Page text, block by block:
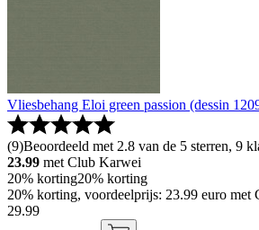
Vliesbehang Eloi green passion (dessin
(9)Beoordeeld met 2.8 van de 5 sterren, 9
23.99 met Club Karwei
20% korting20% korting
20% korting, voordeelprijs: 23.99 euro met
29.99